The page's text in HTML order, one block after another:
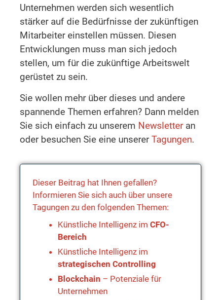
Unternehmen werden sich wesentlich
stärker auf die Bedürfnisse der zukünftigen
Mitarbeiter einstellen müssen. Diesen
Entwicklungen muss man sich jedoch
stellen, um für die zukünftige Arbeitswelt
gerüstet zu sein.
Sie wollen mehr über dieses und andere
spannende Themen erfahren? Dann melden
Sie sich einfach zu unserem Newsletteran
oder besuchen Sie eine unsererTagungen.
Dieser Beitrag hat Ihnen gefallen?
Informieren Sie sich auch über unsere
Tagungen zu den folgenden Themen:
Künstliche Intelligenz im CFO-
Bereich
Künstliche Intelligenz im
strategischen Controlling
Blockchain – Potenziale für
Unternehmen